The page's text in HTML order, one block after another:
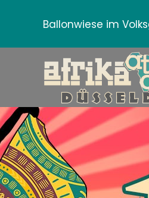
Ballonwiese im